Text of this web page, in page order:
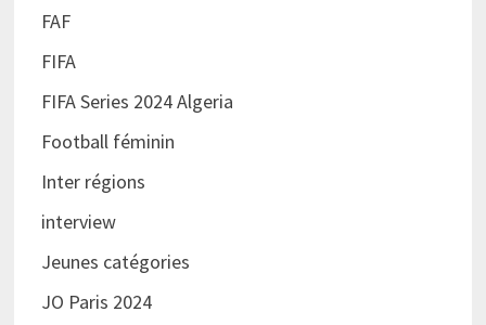
FAF
FIFA
FIFA Series 2024 Algeria
Football féminin
Inter régions
interview
Jeunes catégories
JO Paris 2024